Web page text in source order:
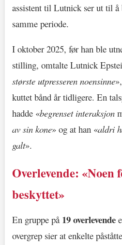
assistent til Lutnick ser ut til å
samme periode.
I oktober 2025, før han ble
stilling, omtalte Lutnick
største utpresseren noensinne
kuttet bånd år tidligere. En
hadde «begrenset interaksjon
av sin kone» og at han «aldri
galt».
Overlevende:
beskyttet»
En gruppe på 19 overlevende
overgrep sier at enkelte